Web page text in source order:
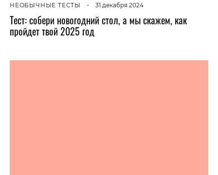
НЕОБЫЧНЫЕ ТЕСТЫ • 31 декабря 2024
Тест: собери новогодний стол, а мы скажем, как
пройдет твой 2025 год